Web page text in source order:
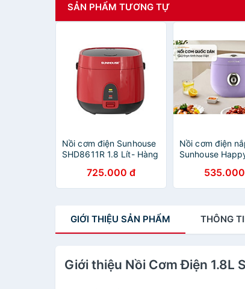
SẢN PHẨM TƯƠNG TỰ
Nồi cơm điện Sunhouse
SHD8611R 1.8 Lít- Hàng
725.000 đ
Nồi cơm điện
Sunhouse
Hàng nhập khẩu
GIỚI THIỆU SẢN PHẨM THÔNG
Giới thiệu Nồi Cơm Điện 1.8L